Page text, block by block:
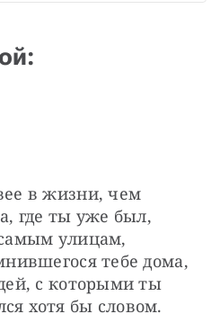
в жизни, чем
где ты уже был,
улицам,
тебе дома,
с которыми ты
хотя бы словом.